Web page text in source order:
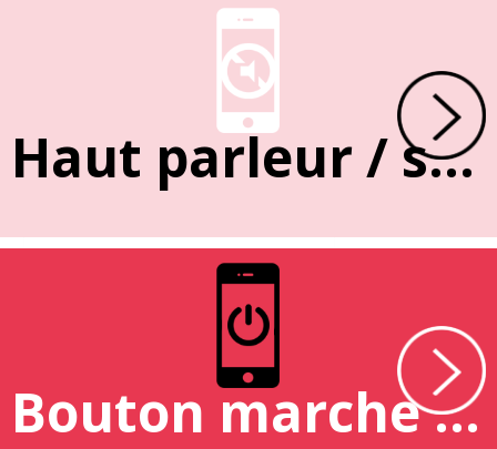
Haut parleur / sonnerie
Bouton marche / arrêt